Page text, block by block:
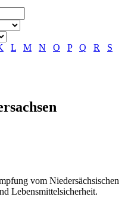
L M N O P Q R
S
vom Niedersächsischen
Lebensmittelsicherheit.